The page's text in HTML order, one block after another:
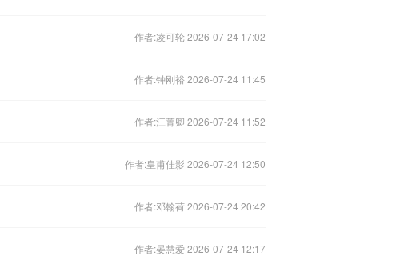
作者:凌可轮 2026-07-24 17:02
作者:钟刚裕 2026-07-24 11:45
作者:江菁卿 2026-07-24 11:52
作者:皇甫佳影 2026-07-24 12:50
作者:邓翰荷 2026-07-24 20:42
作者:晏慧爱 2026-07-24 12:17